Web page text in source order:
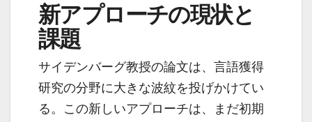
新アプローチの現状と
課題
サイデンバーグ教授の論文は、言語獲得
研究の分野に大きな波紋を投げかけてい
る。この新しいアプローチは、まだ初期